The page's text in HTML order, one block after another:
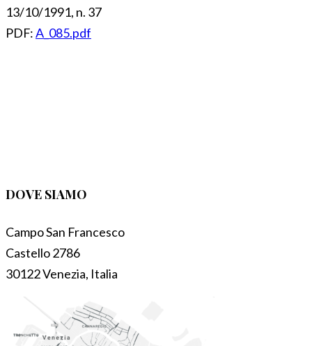
13/10/1991, n. 37
PDF:A_085.pdf
DOVE SIAMO
Campo San Francesco
Castello 2786
30122 Venezia, Italia